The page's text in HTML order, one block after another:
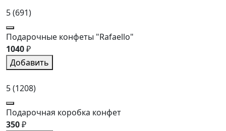
5(691)
Подарочные конфеты "Rafaello"
1040₽
Добавить
5(1208)
Подарочная коробка конфет
350₽